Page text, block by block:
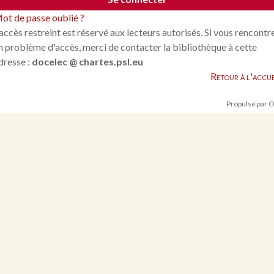
de passe oublié ?
restreint est réservé aux lecteurs autorisés. Si vous
problème d'accès, merci de contacter la bibliothèque à cette
: docelec @ chartes.psl.eu
Retour à
Propulsé par